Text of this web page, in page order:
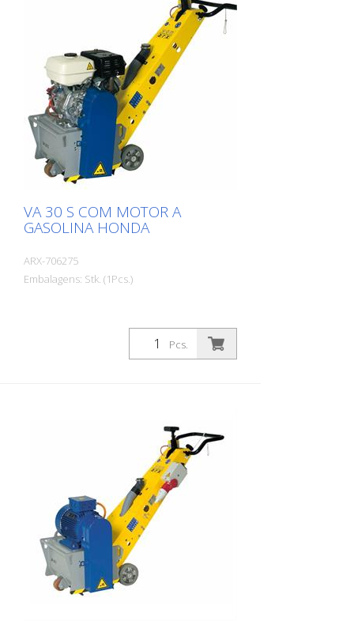
VA 30 S COM MOTOR A
GASOLINA HONDA
ARX-706275
Embalagens: Stk. (1Pcs.)
Pcs.